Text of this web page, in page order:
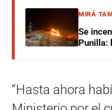
MIRÁ
Se
Punilla:
“Hasta ahora